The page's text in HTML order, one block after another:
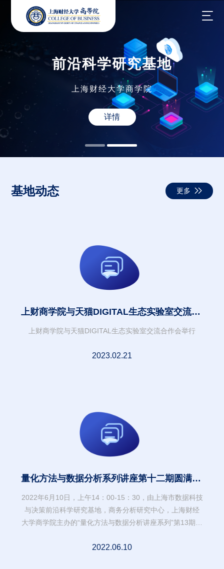
前沿科学研究基地
上海财经大学商学院
详情
前沿科学研究基地
上海财经大学商学院
详情
前沿科学研究基地
上海财经大学商学院
详情
前沿科学研究基地
上海财经大学商学院
详情
基地动态 更多
上财商学院与天猫DIGITAL生态实验室交流合
作会举行
上财商学院与天猫DIGITAL生态实验室交流合作会举行
2023.02.21
量化方法与数据分析系列讲座第十二期圆满举
2022年6月10日，上午14：00-15：30，由上海市数据科技
与决策前沿科学研究基地，商务分析研究中心，上海财经
大学商学院主办的“量化方法与数据分析讲座系列”第13期在
2022.06.10